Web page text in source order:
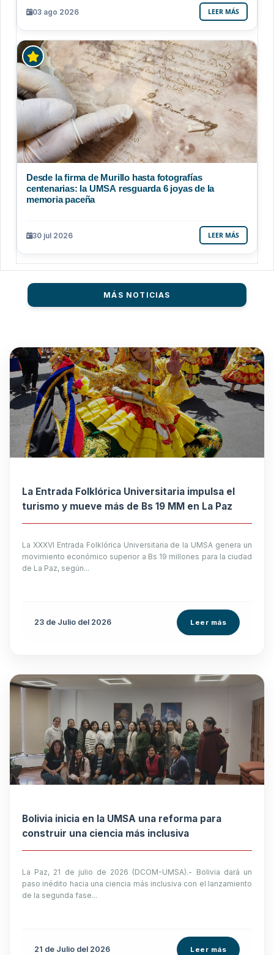
03 ago 2026 LEER MÁS
Desde la firma de Murillo hasta fotografías
centenarias: la UMSA resguarda 6 joyas de la
memoria paceña
30 jul 2026 LEER MÁS
MÁS NOTICIAS
La Entrada Folklórica Universitaria impulsa el
turismo y mueve más de Bs 19 MM en La Paz
La XXXVI Entrada Folklórica Universitaria de la UMSA genera un
movimiento económico superior a Bs 19 millones para la ciudad
de La Paz, según...
23 de Julio del 2026 Leer más
Bolivia inicia en la UMSA una reforma para
construir una ciencia más inclusiva
La Paz, 21 de julio de 2026 (DCOM-UMSA).- Bolivia dará un
paso inédito hacia una ciencia más inclusiva con el lanzamiento
de la segunda fase...
21 de Julio del 2026 Leer más